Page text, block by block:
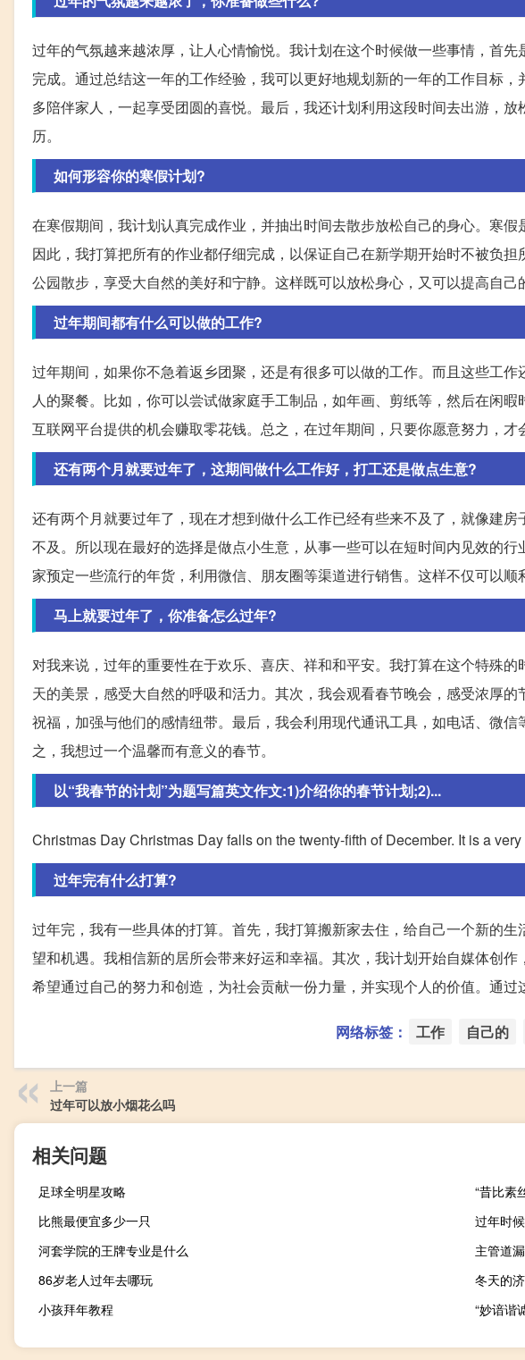
过年的气氛越来越浓厚，让人心情愉悦。我计划在这个时候做一些事情，首
完成。通过总结这一年的工作经验，我可以更好地规划新的一年的工作目标
多陪伴家人，一起享受团圆的喜悦。最后，我还计划利用这段时间去出游，
历。
如何形容你的寒假计划?
在寒假期间，我计划认真完成作业，并抽出时间去散步放松自己的身心。寒假
因此，我打算把所有的作业都仔细完成，以保证自己在新学期开始时不被负
公园散步，享受大自然的美好和宁静。这样既可以放松身心，又可以提高自己
过年期间都有什么可以做的工作?
过年期间，如果你不急着返乡团聚，还是有很多可以做的工作。而且这些工
人的聚餐。比如，你可以尝试做家庭手工制品，如年画、剪纸等，然后在闲
互联网平台提供的机会赚取零花钱。总之，在过年期间，只要你愿意努力，才
还有两个月就要过年了，这期间做什么工作好，打工还是做点生意?
还有两个月就要过年了，现在才想到做什么工作已经有些来不及了，就像建
不及。所以现在最好的选择是做点小生意，从事一些可以在短时间内见效的
家预定一些流行的年货，利用微信、朋友圈等渠道进行销售。这样不仅可以顺
马上就要过年了，你准备怎么过年?
对我来说，过年的重要性在于欢乐、喜庆、祥和和平安。我打算在这个特殊
天的美景，感受大自然的呼吸和活力。其次，我会观看春节晚会，感受浓厚
祝福，加强与他们的感情纽带。最后，我会利用现代通讯工具，如电话、微
之，我想过一个温馨而有意义的春节。
以“我春节的计划”为题写篇英文作文:1)介绍你的春节计划;2)...
Christmas Day Christmas Day falls on the twenty-fifth of December. It is a very
过年完有什么打算?
过年完，我有一些具体的打算。首先，我打算搬新家去住，给自己一个新的
望和机遇。我相信新的居所会带来好运和幸福。其次，我计划开始自媒体创
希望通过自己的努力和创造，为社会贡献一份力量，并实现个人的价值。通过
网络标签： 工作 自己的
上一篇
过年可以放小烟花么吗
相关问题
足球全明星攻略
“昔比素
比熊最便宜多少一只
过年时
河套学院的王牌专业是什么
主管道
86岁老人过年去哪玩
冬天的
小孩拜年教程
“妙谙谐